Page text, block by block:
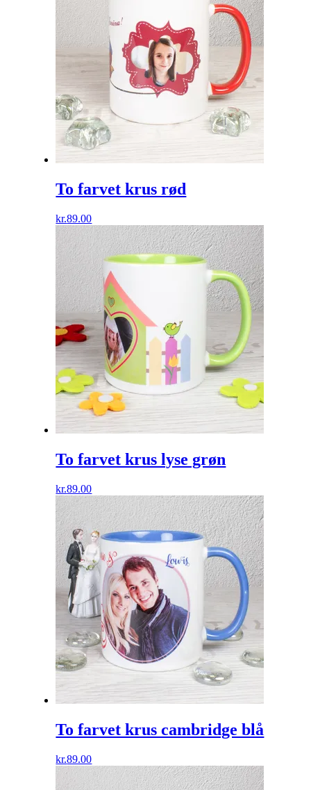
To farvet krus rød
kr.89.00
To farvet krus lyse grøn
kr.89.00
To farvet krus cambridge blå
kr.89.00